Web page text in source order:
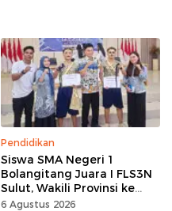
Pendidikan
Siswa SMA Negeri 1
Bolangitang Juara I FLS3N
Sulut, Wakili Provinsi ke
Tingkat Nasional
6 Agustus 2026